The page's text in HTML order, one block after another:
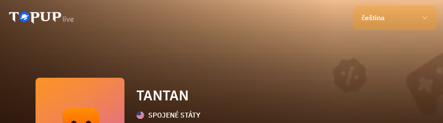
čeština
TANTAN
SPOJENÉ STÁTY